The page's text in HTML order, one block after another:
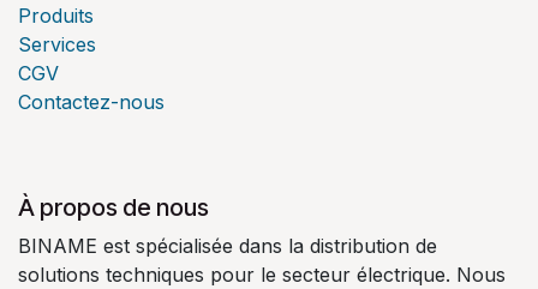
Produits
Services
CGV
Contactez-nous
À propos de nous
BINAME est spécialisée dans la distribution de
solutions techniques pour le secteur électrique. Nous